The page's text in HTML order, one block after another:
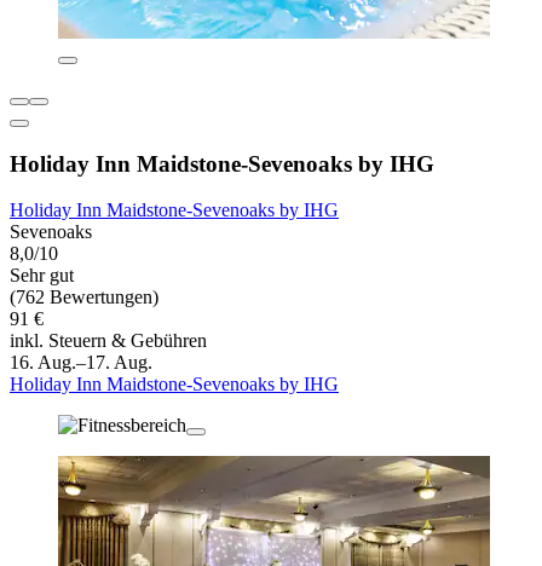
Holiday Inn Maidstone-Sevenoaks by IHG
Holiday Inn Maidstone-Sevenoaks by IHG
Sevenoaks
8,0/10
Sehr gut
(762 Bewertungen)
91 €
inkl. Steuern & Gebühren
16. Aug.–17. Aug.
Holiday Inn Maidstone-Sevenoaks by IHG